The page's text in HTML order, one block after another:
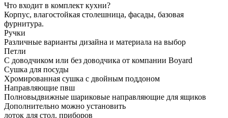
Что входит в комплект кухни?
Корпус, влагостойкая столешница, фасады, базовая
фурнитура.
Ручки
Различные варианты дизайна и материала на выбор
Петли
С доводчиком или без доводчика от компании Boyard
Сушка для посуды
Хромированная сушка с двойным поддоном
Направляющие пвш
Полновыдвижные шариковые направляющие для ящиков
Дополнительно можно установить
лоток для стол. приборов